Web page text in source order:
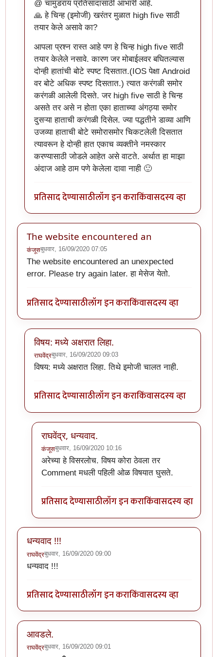
In reply toझकास काम झाले हे !byचामुंडराय
@ चामुंडराय प्रतिसादासाठी आभारी आहे.
🙏 हे चिन्ह (इमोजी) खरंतर मुळात high five साठी
तयार केले असावे का?
आपला प्रश्न रास्त आहे पण हे चिन्ह high five साठी
तयार केलेले नसावे. कारण जर मोबाईलवर बघितल्यास
दोन्ही हातांची बोटे स्पष्ट दिसतात.(IOS पेक्षा Android
वर बोटे अधिक स्पष्ट दिसतात.) त्यात करंगळी समोर
करंगळी आलेली दिसते. जर high five साठी हे चिन्ह
असते तर असे न होता एका हाताच्या अंगठ्या समोर
दुसऱ्या हाताची करंगळी दिसेल. ज्या पद्धतीने डाव्या आणि
उजव्या हाताची बोटे समोरासमोर चिकटलेली दिसतात
त्यावरून हे दोन्ही हात एकाच व्यक्तीने नमस्कार
करण्यासाठी जोडले आहेत असे वाटते. अर्थात हा माझा
अंदाज आहे ठाम पणे केलेला दावा नाही 🙂
प्रतिसाद देण्यासाठीलॉग इन कराकिंवासदस्य व्हा
The website encountered an
कंजूसबुधवार, 16/09/2020 07:05
The website encountered an unexpected
error. Please try again later. हा मेसेज येतो.
प्रतिसाद देण्यासाठीलॉग इन कराकिंवासदस्य व्हा
विषय: मध्ये अक्षरात लिहा.
राघवेंद्रबुधवार, 16/09/2020 09:03
In reply toThe website encountered anby
विषय: मध्ये अक्षरात लिहा. तिथे इमोजी चालत नाही.
प्रतिसाद देण्यासाठीलॉग इन कराकिंवासदस्य व्हा
राघवेंद्र, धन्यवाद.
कंजूसबुधवार, 16/09/2020 10:16
In reply toविषय: मध्ये अक्षरात लिहा.by
अरेच्या हे विसरलोच. विषय कोरा ठेवला तर
Comment मधली पहिली ओळ विषयात घुसते.
प्रतिसाद देण्यासाठीलॉग इन कराकिंवासदस्य व्हा
धन्यवाद !!!
राघवेंद्रबुधवार, 16/09/2020 09:00
धन्यवाद !!!
प्रतिसाद देण्यासाठीलॉग इन कराकिंवासदस्य व्हा
आवडले.
राघवेंद्रबुधवार, 16/09/2020 09:01